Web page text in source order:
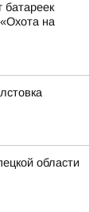
батареек
на
области